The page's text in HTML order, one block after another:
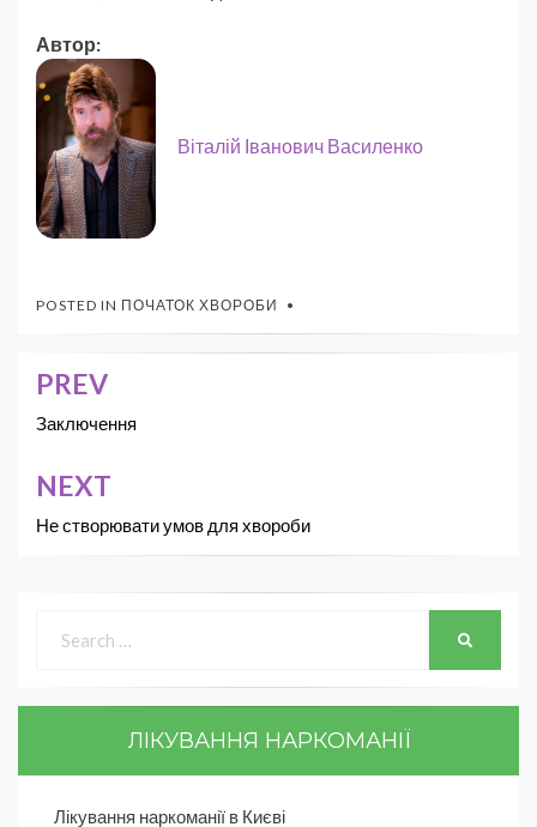
Автор:
Віталій Іванович Василенко
POSTED IN ПОЧАТОК ХВОРОБИ
PREV
Заключення
NEXT
Не створювати умов для хвороби
ЛІКУВАННЯ НАРКОМАНІЇ
Лікування наркоманії в Києві